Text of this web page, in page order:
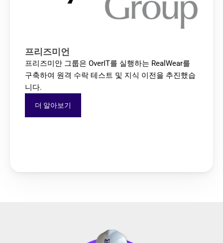
프리즈미언
프리즈미안 그룹은 OverIT를 실행하는 RealWear를
구축하여 원격 수락 테스트 및 지식 이전을 추진했습
니다.
더 알아보기